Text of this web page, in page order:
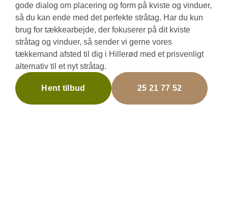
gode dialog om placering og form på kviste og vinduer,
så du kan ende med det perfekte stråtag. Har du kun
brug for tækkearbejde, der fokuserer på dit kviste
stråtag og vinduer, så sender vi gerne vores
tækkemand afsted til dig i Hillerød med et prisvenligt
alternativ til et nyt stråtag.
Hent tilbud 25 21 77 52